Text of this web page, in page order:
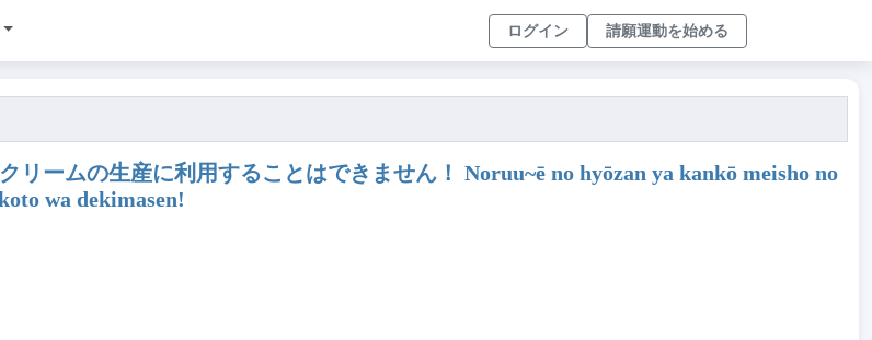
ログイン 請願運動を始める
ームの生産に利用することはできません！ Noruu~ē no hyōzan ya kankō meisho no
wa dekimasen!